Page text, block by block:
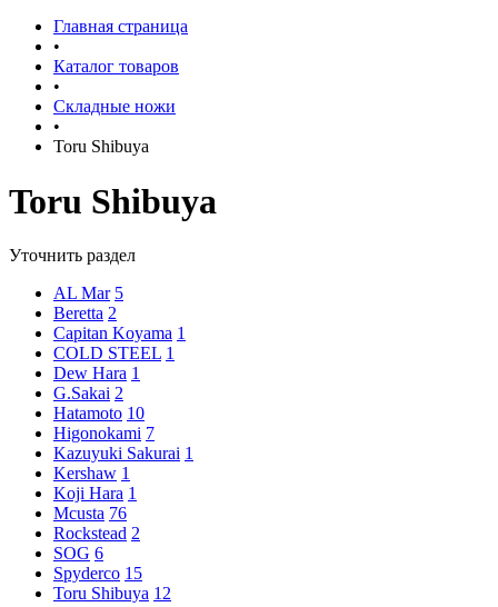
Главная страница
•
Каталог товаров
•
Складные ножи
•
Toru Shibuya
Toru Shibuya
Уточнить раздел
AL Mar 5
Beretta 2
Capitan Koyama 1
COLD STEEL 1
Dew Hara 1
G.Sakai 2
Hatamoto 10
Higonokami 7
Kazuyuki Sakurai 1
Kershaw 1
Koji Hara 1
Mcusta 76
Rockstead 2
SOG 6
Spyderco 15
Toru Shibuya 12